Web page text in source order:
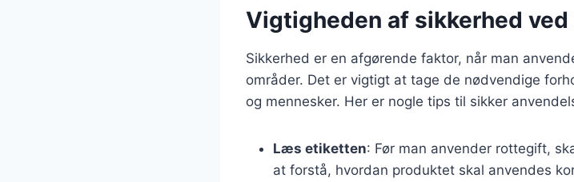
Vigtigheden af sikkerhed
Sikkerhed er en afgørende faktor, når man
områder. Det er vigtigt at tage de nødvendige
og mennesker. Her er nogle tips til sikker
Læs etiketten: Før man anvender rottegift,
at forstå, hvordan produktet skal anvendes